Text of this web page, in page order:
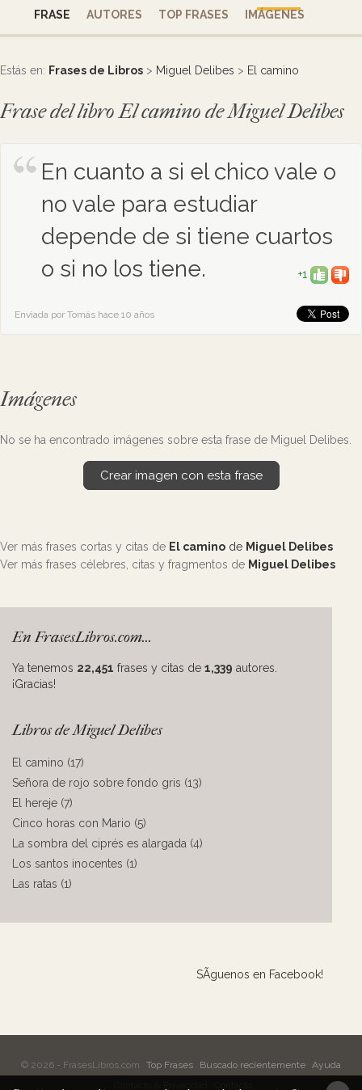
FRASE
AUTORES TOP FRASES IMÁGENES
Estás en: Frases de Libros > Miguel Delibes > El camino
Frase del libro El camino de Miguel Delibes
En cuanto a si el chico vale o
no vale para estudiar
depende de si tiene cuartos
o si no los tiene.
+1
Enviada por Tomás hace 10 años
Imágenes
No se ha encontrado imágenes sobre esta frase de Miguel Delibes.
Crear imagen con esta frase
Ver más frases cortas y citas de El camino de Miguel Delibes
Ver más frases célebres, citas y fragmentos de Miguel Delibes
En FrasesLibros.com...
Ya tenemos 22,451 frases y citas de 1,339 autores.
¡Gracias!
Libros de Miguel Delibes
El camino (17)
Señora de rojo sobre fondo gris (13)
El hereje (7)
Cinco horas con Mario (5)
La sombra del ciprés es alargada (4)
Los santos inocentes (1)
Las ratas (1)
SÃ­guenos en Facebook!
© 2026 - FrasesLibros.com Top Frases Buscado recientemente Ayuda